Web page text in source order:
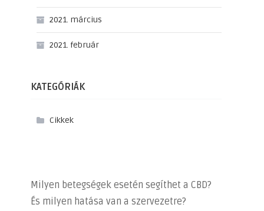
2021. március
2021. február
KATEGÓRIÁK
Cikkek
Milyen betegségek esetén segíthet a CBD?
És milyen hatása van a szervezetre?